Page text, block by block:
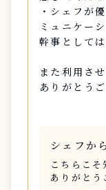
・シェフが
ミュニケー
幹事として
また利用さ
ありがとう
シェフか
こちらこそ
ありがとう